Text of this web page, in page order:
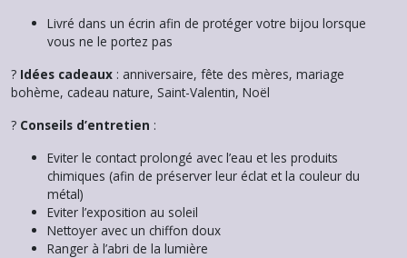
Livré dans un écrin afin de protéger votre bijou lorsque
vous ne le portez pas
? Idées cadeaux : anniversaire, fête des mères, mariage
bohème, cadeau nature, Saint-Valentin, Noël
? Conseils d’entretien :
Eviter le contact prolongé avec l’eau et les produits
chimiques (afin de préserver leur éclat et la couleur du
métal)
Eviter l’exposition au soleil
Nettoyer avec un chiffon doux
Ranger à l’abri de la lumière